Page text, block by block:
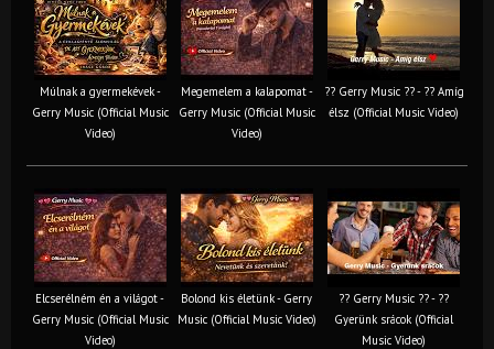
Múlnak a gyermekévek -
Gerry Music (Official Music
Video)
Megemelem a kalapomat -
Gerry Music (Official Music
Video)
?? Gerry Music ?? - ?? Amíg
élsz (Official Music Video)
Elcserélném én a világot -
Gerry Music (Official Music
Video)
Bolond kis életünk - Gerry
Music (Official Music Video)
?? Gerry Music ?? - ??
Gyerünk srácok (Official
Music Video)